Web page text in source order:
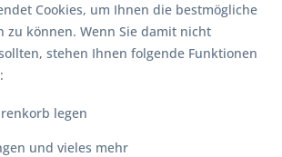
Cookies, um Ihnen die bestmögliche
zu können. Wenn Sie damit nicht
stehen Ihnen folgende Funktionen
legen
und vieles mehr